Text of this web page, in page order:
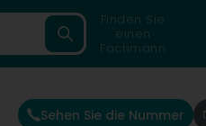
Finden Sie
einen
Fachmann
Sehen Sie die Nummer